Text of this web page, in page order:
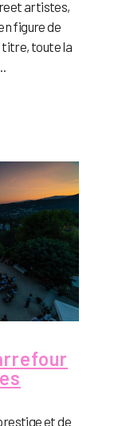
artistes,
figure de
titre, toute la
et de